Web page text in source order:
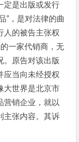
定是出版或发行
”，是对法律的曲
人的被告主张权
一家代销商，无
。原告对该出版
应当向未经授权
大世界是北京市
营销企业，就以
主张内容。其诉